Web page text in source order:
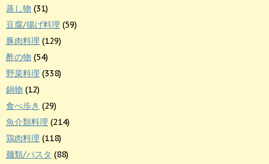
蒸し物 (31)
豆腐/揚げ料理 (59)
豚肉料理 (129)
酢の物 (54)
野菜料理 (338)
鍋物 (12)
食べ歩き (29)
魚介類料理 (214)
鶏肉料理 (118)
麺類/パスタ (88)